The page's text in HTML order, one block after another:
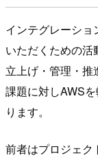
インテグレーショ
いただくための
立上げ・管理・
課題に対しAWS
ります。
前者はプロジェク